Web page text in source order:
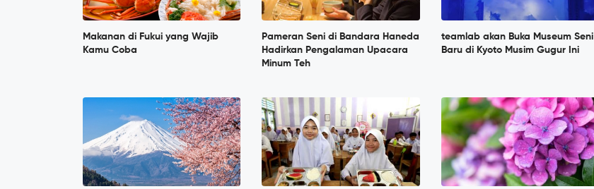
Makanan di Fukui yang Wajib
Kamu Coba
Pameran Seni di Bandara Haneda
Hadirkan Pengalaman Upacara
Minum Teh
teamlab akan Buka Museum Seni
Baru di Kyoto Musim Gugur Ini